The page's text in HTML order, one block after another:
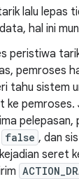
lalu lepas
hal ini
peristiwa
pemroses
tahu sistem
ke
pelepasan,
false , dan
seret